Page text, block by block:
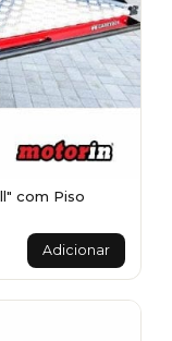
com Piso
Adicionar